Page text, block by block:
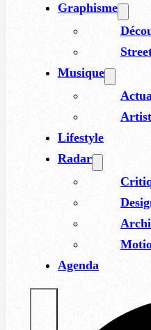
Graphisme
Musique
Lifestyle
Radar
Agenda